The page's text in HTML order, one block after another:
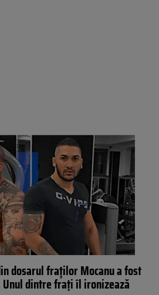
dosarul fraților Mocanu a fost
dintre frați îl ironizează